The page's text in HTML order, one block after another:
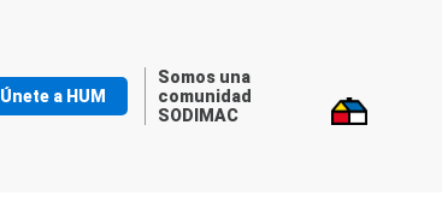
Únete a HUM
Somos una
comunidad
SODIMAC